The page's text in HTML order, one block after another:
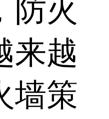
防火
来越
墙策